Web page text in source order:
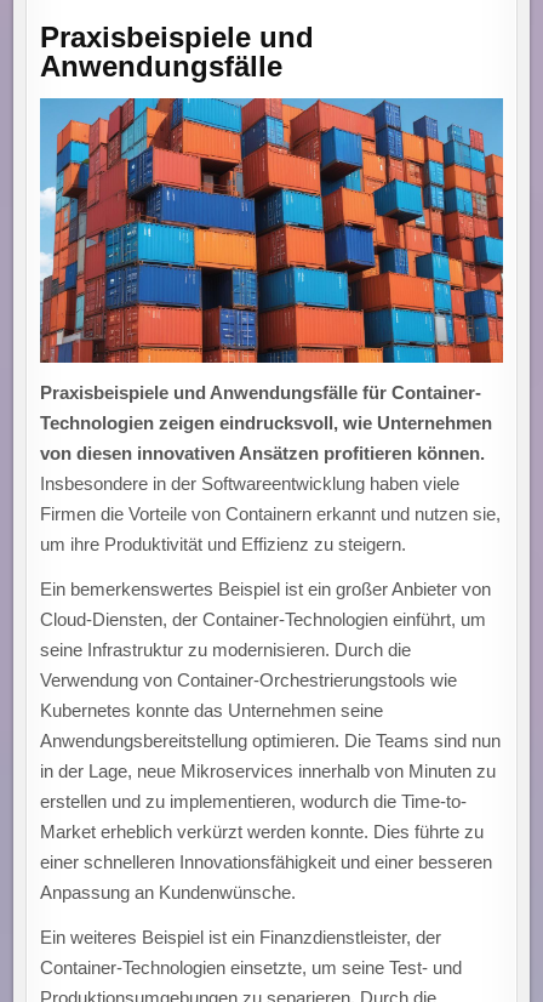
Praxisbeispiele und
Anwendungsfälle
Praxisbeispiele und Anwendungsfälle für Container-
Technologien zeigen eindrucksvoll, wie Unternehmen
von diesen innovativen Ansätzen profitieren können.
Insbesondere in der Softwareentwicklung haben viele
Firmen die Vorteile von Containern erkannt und nutzen sie,
um ihre Produktivität und Effizienz zu steigern.
Ein bemerkenswertes Beispiel ist ein großer Anbieter von
Cloud-Diensten, der Container-Technologien einführt, um
seine Infrastruktur zu modernisieren. Durch die
Verwendung von Container-Orchestrierungstools wie
Kubernetes konnte das Unternehmen seine
Anwendungsbereitstellung optimieren. Die Teams sind nun
in der Lage, neue Mikroservices innerhalb von Minuten zu
erstellen und zu implementieren, wodurch die Time-to-
Market erheblich verkürzt werden konnte. Dies führte zu
einer schnelleren Innovationsfähigkeit und einer besseren
Anpassung an Kundenwünsche.
Ein weiteres Beispiel ist ein Finanzdienstleister, der
Container-Technologien einsetzte, um seine Test- und